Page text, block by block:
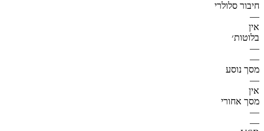
חיבור סלולרי
—
אין
בלוטות׳
—
—
מסך נוסע
—
אין
מסך אחורי
—
—